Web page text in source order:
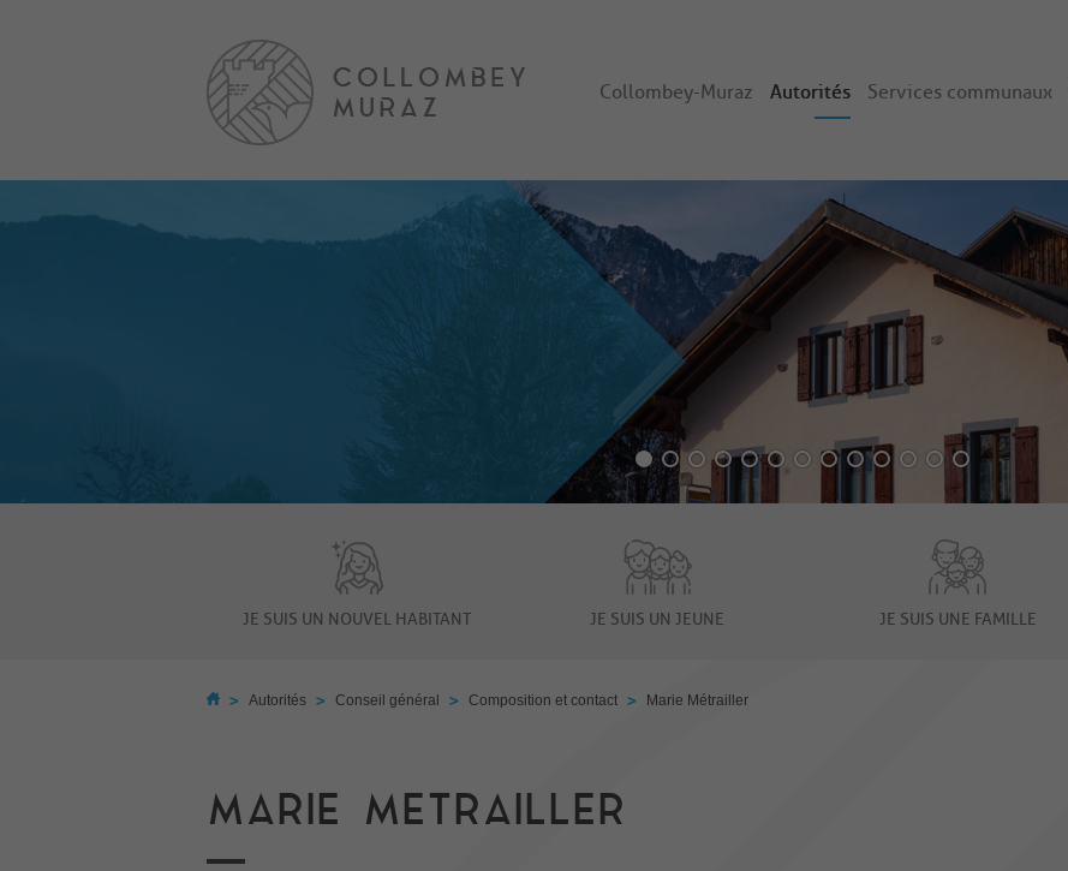
Collombey-Muraz Autorités Services communaux
JE SUIS UN NOUVEL HABITANT JE SUIS UN JEUNE JE SUIS UNE FAMILLE
> Autorités > Conseil général > Composition et contact > Marie Métrailler
MARIE METRAILLER